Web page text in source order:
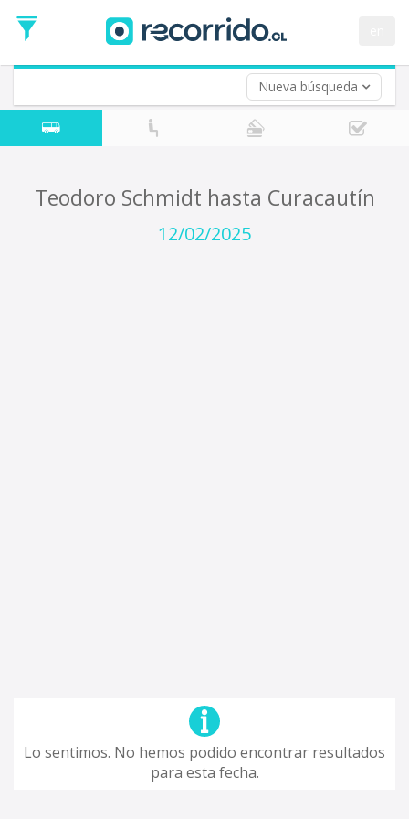
Nueva búsqueda
de
Ida
Vuelta (opcional)
Fecha
de
Teodoro Schmidt hasta Curacautín
12/02/2025
Lo sentimos. No hemos podido encontrar resultados
para esta fecha.